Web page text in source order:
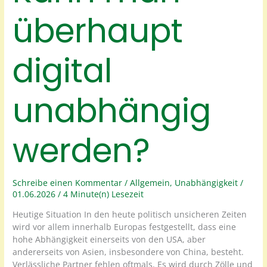
überhaupt
digital
unabhängig
werden?
Schreibe einen Kommentar /Allgemein, Unabhängigkeit /
01.06.2026/4 Minute(n) Lesezeit
Heutige Situation In den heute politisch unsicheren Zeiten
wird vor allem innerhalb Europas festgestellt, dass eine
hohe Abhängigkeit einerseits von den USA, aber
andererseits von Asien, insbesondere von China, besteht.
Verlässliche Partner fehlen oftmals. Es wird durch Zölle und